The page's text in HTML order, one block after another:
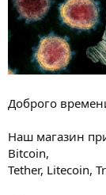
Доброго
Наш магазин
Bitcoin,
Tether, Litecoin,